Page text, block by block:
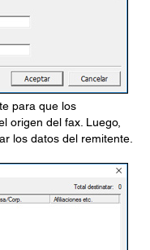
para que los
origen del fax. Luego,
los datos del remitente.